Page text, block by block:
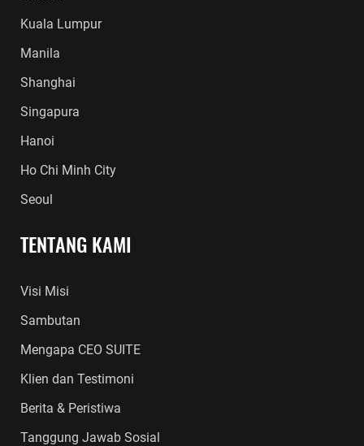
Kuala Lumpur
Manila
Shanghai
Singapura
Hanoi
Ho Chi Minh City
Seoul
TENTANG KAMI
Visi Misi
Sambutan
Mengapa CEO SUITE
Klien dan Testimoni
Berita & Peristiwa
Tanggung Jawab Sosial